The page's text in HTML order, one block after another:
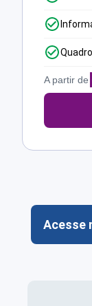
A partir de
Acesse